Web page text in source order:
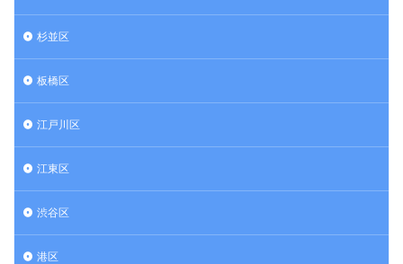
杉並区
板橋区
江戸川区
江東区
渋谷区
港区